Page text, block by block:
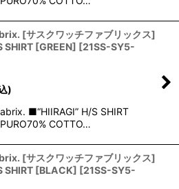
[サスクワッチファブリックス]
SHIRT [GREEN] [21SS-SY5-
)
■“HIIRAGI” H/S SHIRT
COTTO…
[サスクワッチファブリックス]
SHIRT [BLACK] [21SS-SY5-